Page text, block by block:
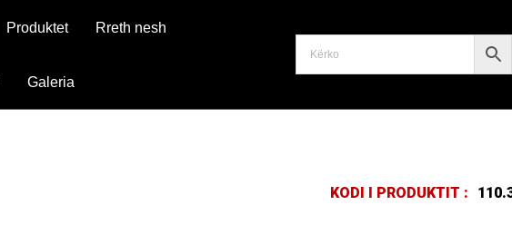
Produktet Rreth nesh
Galeria
KODI I PRODUKTIT :